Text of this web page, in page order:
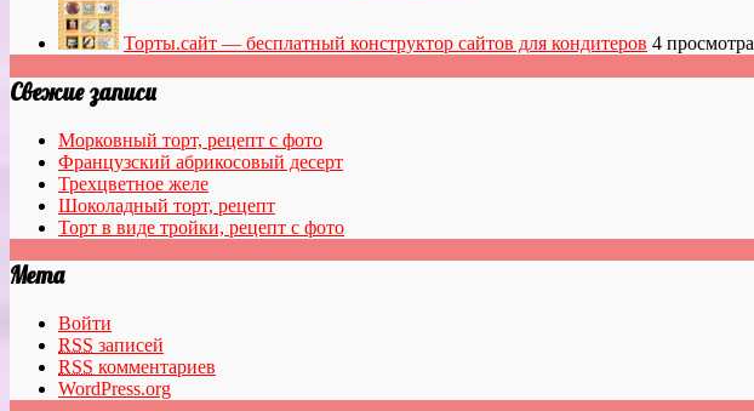
Торты.сайт — бесплатный конструктор сайтов для кондитеров 4 просмотра
Свежие записи
Морковный торт, рецепт с фото
Французский абрикосовый десерт
Трехцветное желе
Шоколадный торт, рецепт
Торт в виде тройки, рецепт с фото
Мета
Войти
RSS записей
RSS комментариев
WordPress.org